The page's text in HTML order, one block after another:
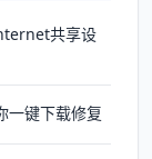
共享设
一键下载修复